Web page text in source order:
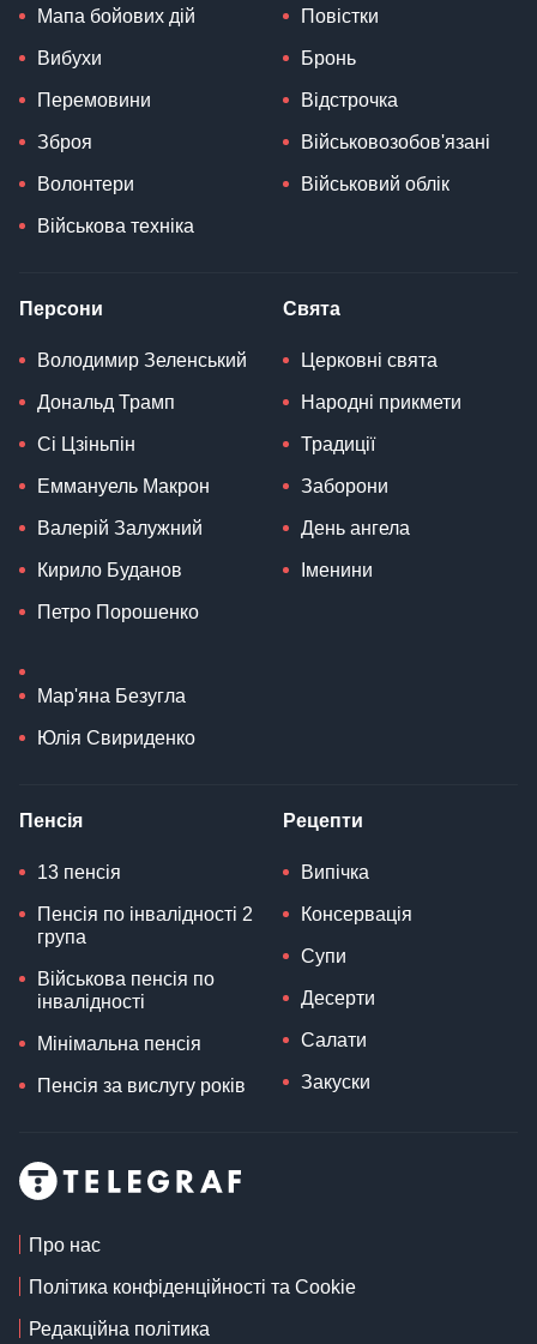
Мапа бойових дій
Вибухи
Перемовини
Зброя
Волонтери
Військова техніка
Повістки
Бронь
Відстрочка
Військовозобов'язані
Військовий облік
Персони
Володимир Зеленський
Дональд Трамп
Сі Цзіньпін
Еммануель Макрон
Валерій Залужний
Кирило Буданов
Петро Порошенко
Мар'яна Безугла
Юлія Свириденко
Свята
Церковні свята
Народні прикмети
Традиції
Заборони
День ангела
Іменини
Пенсія
13 пенсія
Пенсія по інвалідності 2
група
Військова пенсія по
інвалідності
Мінімальна пенсія
Пенсія за вислугу років
Рецепти
Випічка
Консервація
Супи
Десерти
Салати
Закуски
Про нас
Політика конфіденційності та Cookie
Редакційна політика